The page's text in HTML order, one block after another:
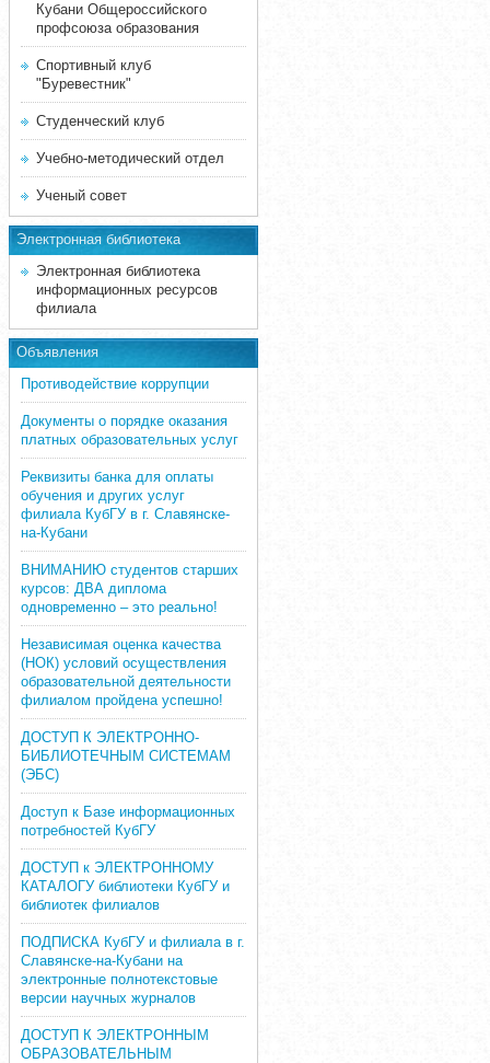
Кубани Общероссийского
профсоюза образования
Спортивный клуб
"Буревестник"
Студенческий клуб
Учебно-методический отдел
Ученый совет
Электронная библиотека
Электронная библиотека
информационных ресурсов
филиала
Объявления
Противодействие коррупции
Документы о порядке оказания
платных образовательных услуг
Реквизиты банка для оплаты
обучения и других услуг
филиала КубГУ в г. Славянске-
на-Кубани
ВНИМАНИЮ студентов старших
курсов: ДВА диплома
одновременно – это реально!
Независимая оценка качества
(НОК) условий осуществления
образовательной деятельности
филиалом пройдена успешно!
ДОСТУП К ЭЛЕКТРОННО-
БИБЛИОТЕЧНЫМ СИСТЕМАМ
(ЭБС)
Доступ к Базе информационных
потребностей КубГУ
ДОСТУП к ЭЛЕКТРОННОМУ
КАТАЛОГУ библиотеки КубГУ и
библиотек филиалов
ПОДПИСКА КубГУ и филиала в г.
Славянске-на-Кубани на
электронные полнотекстовые
версии научных журналов
ДОСТУП К ЭЛЕКТРОННЫМ
ОБРАЗОВАТЕЛЬНЫМ